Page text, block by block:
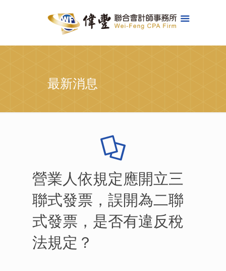
最新消息
營業人依規定應開立三
聯式發票，誤開為二聯
式發票，是否有違反稅
法規定？